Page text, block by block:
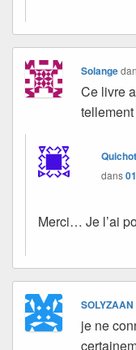
Solange
Ce livre
dans
Merci… Je l’ai
SOLYZAAN
je ne